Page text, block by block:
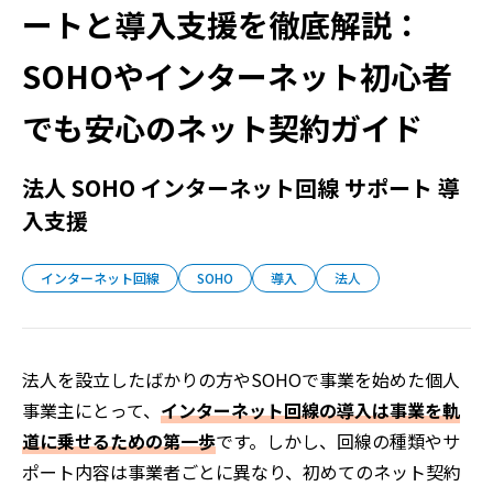
ートと導入支援を徹底解説：
SOHOやインターネット初心者
でも安心のネット契約ガイド
法人 SOHO インターネット回線 サポート 導
入支援
インターネット回線 SOHO 導入 法人
法人を設立したばかりの方やSOHOで事業を始めた個人
事業主にとって、 インターネット回線の導入は事業を軌
道に乗せるための第一歩です。しかし、回線の種類やサ
ポート内容は事業者ごとに異なり、初めてのネット契約